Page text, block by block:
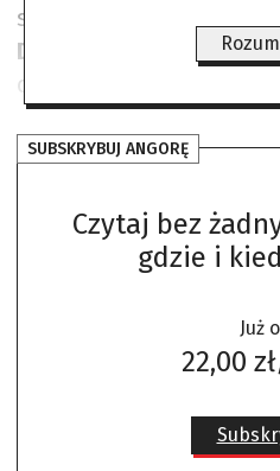
swoją lotnią i został
Dan Buchanan
. Od tej
organizować „Gunfighter
SUBSKRYBUJ ANGORĘ
Czytaj bez
gdzie i
Już
22,00